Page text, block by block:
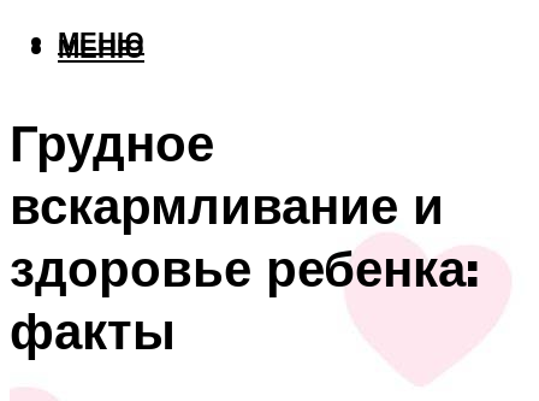
МЕНЮ
МЕНЮ
Грудное
вскармливание и
здоровье ребенка:
факты